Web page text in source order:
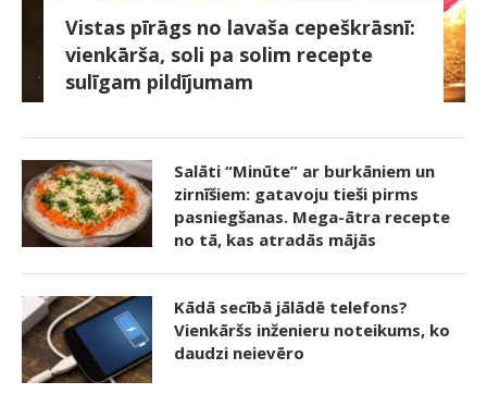
Vistas pīrāgs no lavaša cepeškrāsnī:
vienkārša, soli pa solim recepte
sulīgam pildījumam
Salāti “Minūte” ar burkāniem un
zirnīšiem: gatavoju tieši pirms
pasniegšanas. Mega-ātra recepte
no tā, kas atradās mājās
Kādā secībā jālādē telefons?
Vienkāršs inženieru noteikums, ko
daudzi neievēro